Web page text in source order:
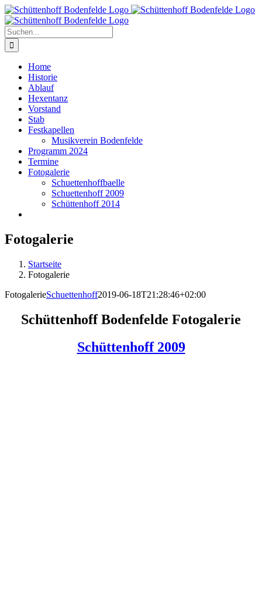
Zum
Inhalt
springen
Suche
nach:
Home
Historie
Ablauf
Hexentanz
Vorstand
Stab
Festkapellen
Musikverein Bodenfelde
Programm 2024
Termine
Fotogalerie
Schuettenhoffbaelle
Schuettenhoff 2009
Schüttenhoff 2014
Fotogalerie
Startseite
Fotogalerie
FotogalerieSchuettenhoff2019-06-18T21:28:46+02:00
Schüttenhoff Bodenfelde Fotogalerie
Schüttenhoff 2009